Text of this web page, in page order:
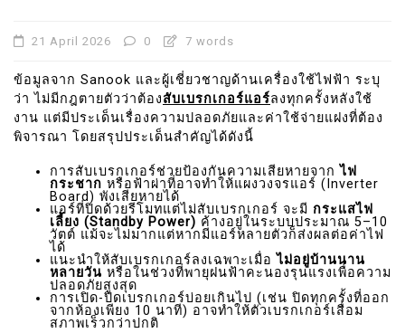
21 April 2026 0 7 words
ข้อมูลจาก Sanook และผู้เชี่ยวชาญด้านเครื่องใช้ไฟฟ้า ระบุ
ว่า ไม่มีกฎตายตัวว่าต้องสับเบรกเกอร์แอร์ลงทุกครั้งหลังใช้
งาน แต่มีประเด็นเรื่องความปลอดภัยและค่าใช้จ่ายแฝงที่ต้อง
พิจารณา โดยสรุปประเด็นสำคัญได้ดังนี้
การสับเบรกเกอร์ช่วยป้องกันความเสียหายจากไฟ
กระชาก หรือฟ้าผ่าที่อาจทำให้แผงวงจรแอร์ (Inverter
Board) พังเสียหายได้
แอร์ที่ปิดด้วยรีโมทแต่ไม่สับเบรกเกอร์ จะมี กระแสไฟ
เลี้ยง (Standby Power) ค้างอยู่ในระบบประมาณ 5–10
วัตต์ แม้จะไม่มากแต่หากมีแอร์หลายตัวก็ส่งผลต่อค่าไฟ
ได้
แนะนำให้สับเบรกเกอร์ลงเฉพาะเมื่อไม่อยู่บ้านนาน
หลายวัน หรือในช่วงที่พายุฝนฟ้าคะนองรุนแรงเพื่อความ
ปลอดภัยสูงสุด
การเปิด-ปิดเบรกเกอร์บ่อยเกินไป (เช่น ปิดทุกครั้งที่ออก
จากห้องเพียง 10 นาที) อาจทำให้ตัวเบรกเกอร์เสื่อม
สภาพเร็วกว่าปกติ